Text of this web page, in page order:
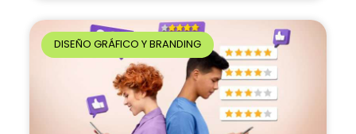
DISEÑO GRÁFICO Y BRANDING